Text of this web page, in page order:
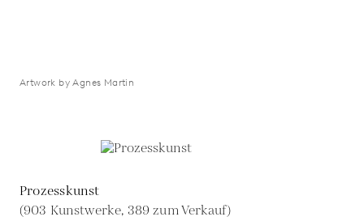
Artwork by Agnes Martin
Prozesskunst
(903 Kunstwerke, 389 zum Verkauf)